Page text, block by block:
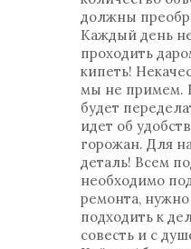
должны
Каждый день
проходить
кипеть!
мы не примем.
будет
идет об
горожан. Для
деталь! Всем
необходимо
ремонта,
подходить к
совесть и с